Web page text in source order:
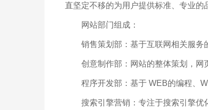
直坚定不移的为用户提供标准、专业的
网站部门组成：
销售策划部：基于互联网相关服务的
创意制作部：网站的整体策划，网
程序开发部：基于 WEB的编程、
搜索引擎营销：专注于搜索引擎优化